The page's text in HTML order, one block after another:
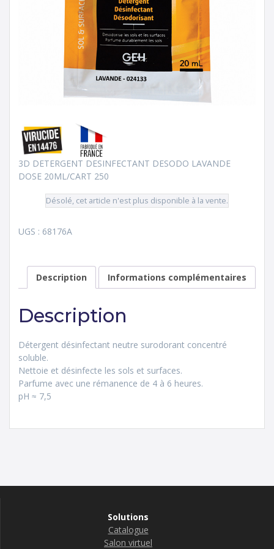
3D DETERGENT DESINFECTANT DESODO LAVANDE
DOSE 20ML/CART 250
Désolé, cet article n'est plus disponible à la vente.
UGS : 68176A
Description Informations complémentaires
Description
Détergent désinfectant neutre surodorant concentré
soluble.
Nettoie et désinfecte les sols et surfaces.
Parfume avec une rémanence de 4 à 6 heures.
pH ≈ 7,5
Solutions
Catalogue
Salon virtuel